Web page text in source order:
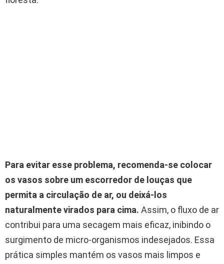
Para evitar esse problema, recomenda-se colocar
os vasos sobre um escorredor de louças que
permita a circulação de ar, ou deixá-los
naturalmente virados para cima. Assim, o fluxo de ar
contribui para uma secagem mais eficaz, inibindo o
surgimento de micro-organismos indesejados. Essa
prática simples mantém os vasos mais limpos e